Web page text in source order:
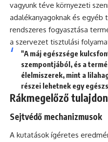
vagyunk téve környezeti
adalékanyagoknak és egyéb
rendszeres fogyasztása
a szervezet tisztulási
"A máj egészsége
szempontjából, és a
élelmiszerek, mint a
részei lehetnek egy
Rákmegelőző
Sejtvédő mechanizmusok
A kutatások ígéretes